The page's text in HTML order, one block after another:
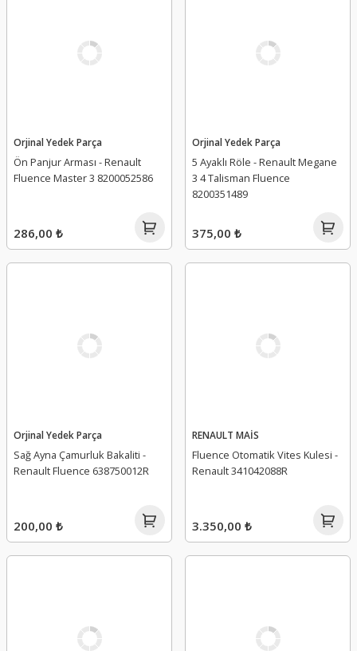
Orjinal Yedek Parça
Ön Panjur Arması - Renault
Fluence Master 3 8200052586
286,00 ₺
Orjinal Yedek Parça
5 Ayaklı Röle - Renault Megane
3 4 Talisman Fluence
8200351489
375,00 ₺
Orjinal Yedek Parça
Sağ Ayna Çamurluk Bakaliti -
Renault Fluence 638750012R
200,00 ₺
RENAULT MAİS
Fluence Otomatik Vites Kulesi -
Renault 341042088R
3.350,00 ₺